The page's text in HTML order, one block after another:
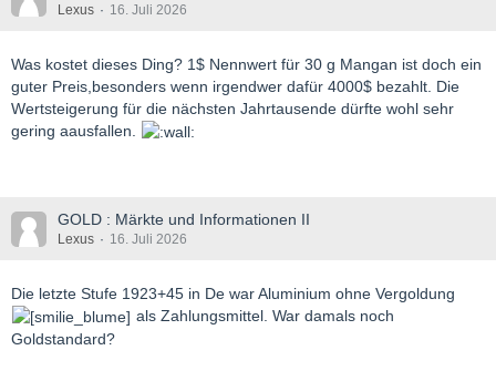
Lexus 16. Juli 2026
Was kostet dieses Ding? 1$ Nennwert für 30 g Mangan ist doch ein
guter Preis,besonders wenn irgendwer dafür 4000$ bezahlt. Die
Wertsteigerung für die nächsten Jahrtausende dürfte wohl sehr
gering aausfallen.
GOLD : Märkte und Informationen II
Lexus 16. Juli 2026
Die letzte Stufe 1923+45 in De war Aluminium ohne Vergoldung
als Zahlungsmittel. War damals noch
Goldstandard?